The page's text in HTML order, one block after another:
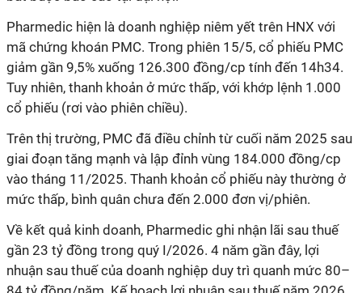
Pharmedic hiện là doanh nghiệp niêm yết trên HNX với
mã chứng khoán PMC. Trong phiên 15/5, cổ phiếu PMC
giảm gần 9,5% xuống 126.300 đồng/cp tính đến 1 4h34.
Tuy nhiên, thanh khoản ở mức thấp, với khớp lệnh 1.000
cổ phiếu (rơi vào phiên chiều).
Trên thị trường, PMC đã điều chỉnh từ cuối năm 2025 sau
giai đoạn tăng mạnh và lập đỉnh vùng 184.000 đồng/cp
vào tháng 1 1 /2025. Thanh khoản cổ phiếu này thường ở
mức thấp, bình quân chưa đến 2.000 đơn vị/phiên.
Về kết quả kinh doanh, Pharmedic ghi nhận lãi sau thuế
gần 23 tỷ đồng trong quý I/2026. 4 năm gần đây, lợi
nhuận sau thuếcủa doanh nghiệp duy trì quanh mức 80–